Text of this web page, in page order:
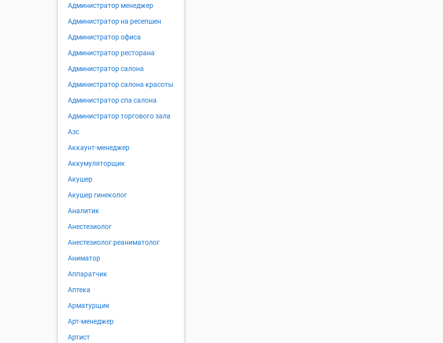
Администратор менеджер
Администратор на ресепшен
Администратор офиса
Администратор ресторана
Администратор салона
Администратор салона красоты
Администратор спа салона
Администратор торгового зала
Азс
Аккаунт-менеджер
Аккумуляторщик
Акушер
Акушер гинеколог
Аналитик
Анестезиолог
Анестезиолог реаниматолог
Аниматор
Аппаратчик
Аптека
Арматурщик
Арт-менеджер
Артист